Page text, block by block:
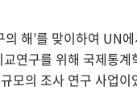
의 해’를 맞이하여 UN
교연구를 위해 국제
모의 조사 연구 사업이